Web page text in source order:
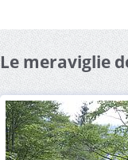
Le meraviglie